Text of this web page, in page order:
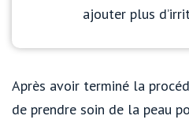
ajouter plus
Après avoir terminé la
de prendre soin de la peau